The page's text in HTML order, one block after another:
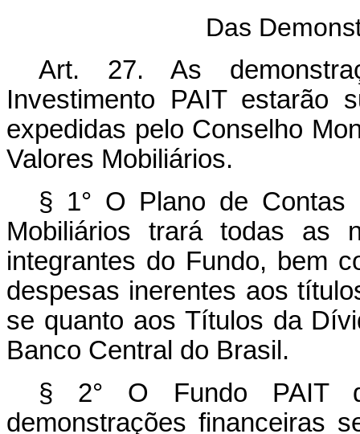
Das
Art. 27. As
Investimento PAIT estarão
expedidas pelo Conselho
Valores Mobiliários.
§ 1° O Plano de Contas
Mobiliários trará todas as
integrantes do Fundo, bem
despesas inerentes aos
se quanto aos Títulos da
Banco Central do Brasil.
§ 2° O Fundo PAIT
demonstrações financeiras